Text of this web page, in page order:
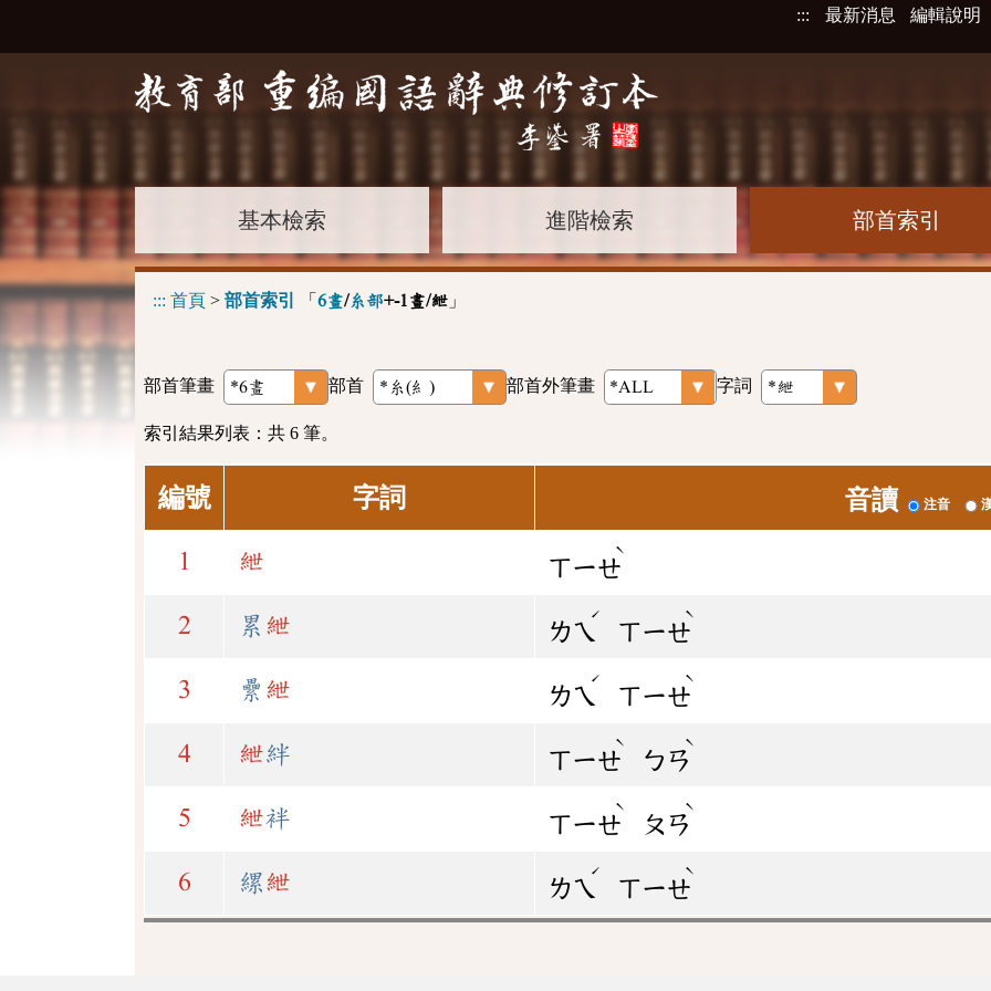
::: 最新消息 編輯說明
基本檢索 進階檢索 部首索引
::: 首頁 > 部首索引 「 6畫/糸部+-1畫/紲 」
部首筆畫 部首 部首外筆畫 字詞
索引結果列表：共 6 筆。
編號 字詞 音讀 注音
1 紲 ㄒㄧㄝ
ˋ
2 累 紲 ㄌㄟ
ˊ
ㄒㄧㄝ
ˋ
3 纍 紲 ㄌㄟ
ˊ
ㄒㄧㄝ
ˋ
4 紲絆 ㄒㄧㄝ
ˋ
ㄅㄢ
ˋ
5 紲袢 ㄒㄧㄝ
ˋ
ㄆㄢ
ˋ
6 縲紲 ㄌㄟ
ˊ
ㄒㄧㄝ
ˋ